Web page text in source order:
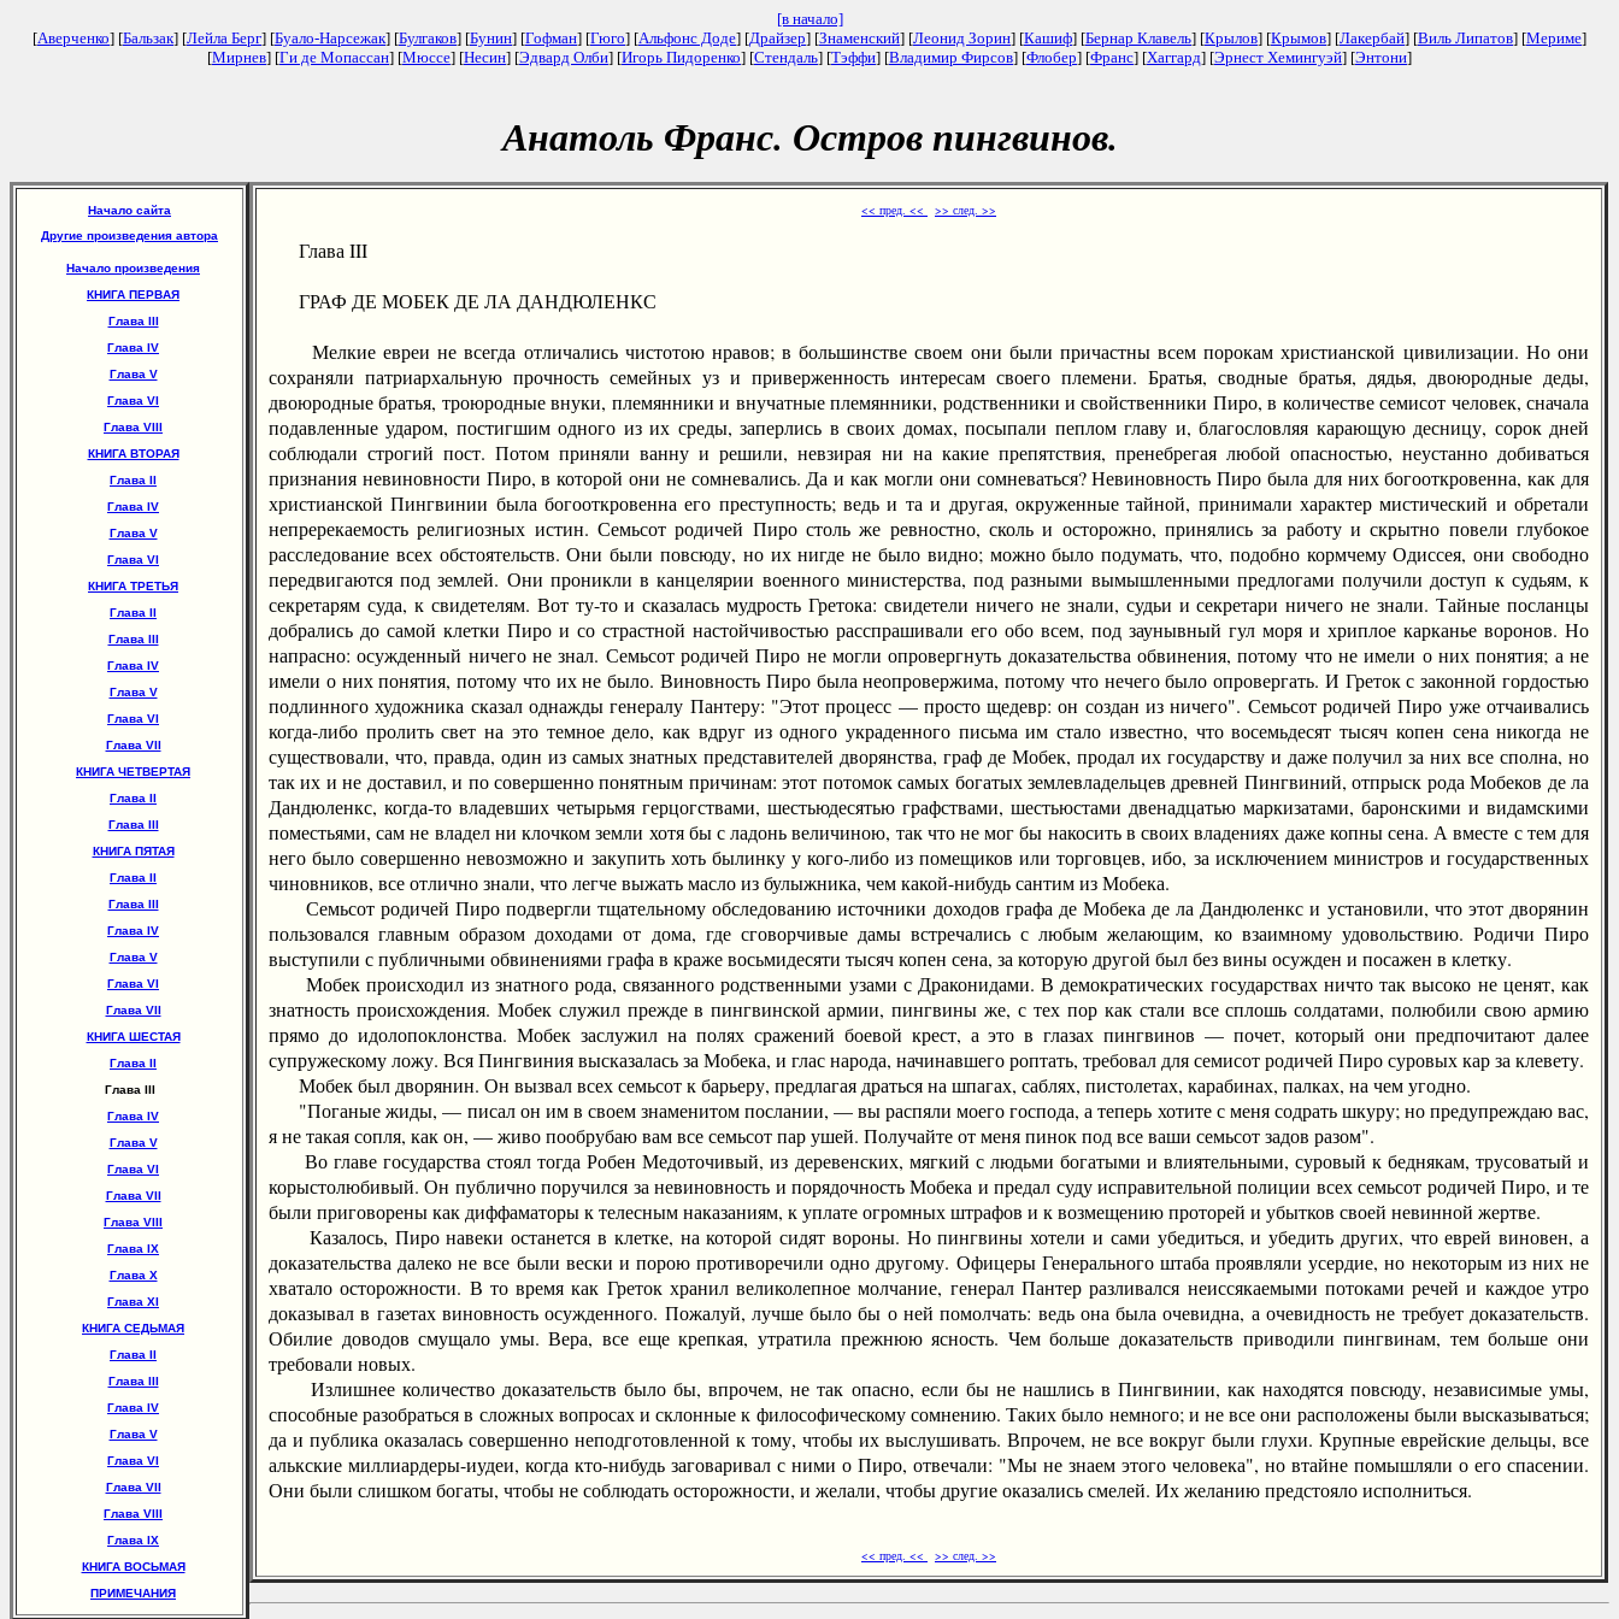
[в начало]
[Аверченко] [Бальзак] [Лейла Берг] [Буало-Нарсежак] [Булгаков] [Бунин] [Гофман] [Гюго] [Альфонс Доде] [Драйзер] [Знаменский] [Леонид Зорин] [Кашиф] [Бернар Клавель] [Крылов] [Крымов] [Лакербай] [Виль Липатов] [Мериме]
[Мирнев] [Ги де Мопассан] [Мюссе] [Несин] [Эдвард Олби] [Игорь Пидоренко] [Стендаль] [Тэффи] [Владимир Фирсов] [Флобер] [Франс] [Хаггард] [Эрнест Хемингуэй] [Энтони]
Анатоль Франс. Остров пингвинов.
Начало сайта
Другие произведения автора
Начало произведения
КНИГА ПЕРВАЯ
Глава III
Глава IV
Глава V
Глава VI
Глава VIII
КНИГА ВТОРАЯ
Глава II
Глава IV
Глава V
Глава VI
КНИГА ТРЕТЬЯ
Глава II
Глава III
Глава IV
Глава V
Глава VI
Глава VII
КНИГА ЧЕТВЕРТАЯ
Глава II
Глава III
КНИГА ПЯТАЯ
Глава II
Глава III
Глава IV
Глава V
Глава VI
Глава VII
КНИГА ШЕСТАЯ
Глава II
Глава III
Глава IV
Глава V
Глава VI
Глава VII
Глава VIII
Глава IX
Глава X
Глава XI
КНИГА СЕДЬМАЯ
Глава II
Глава III
Глава IV
Глава V
Глава VI
Глава VII
Глава VIII
Глава IX
КНИГА ВОСЬМАЯ
ПРИМЕЧАНИЯ
<< пред. << >> след. >>
Глава III
ГРАФ ДЕ МОБЕК ДЕ ЛА ДАНДЮЛЕНКС
Мелкие евреи не всегда отличались чистотою нравов; в большинстве своем они были причастны всем порокам христианской цивилизации. Но они
сохраняли патриархальную прочность семейных уз и приверженность интересам своего племени. Братья, сводные братья, дядья, двоюродные деды,
двоюродные братья, троюродные внуки, племянники и внучатные племянники, родственники и свойственники Пиро, в количестве семисот человек, сначала
подавленные ударом, постигшим одного из их среды, заперлись в своих домах, посыпали пеплом главу и, благословляя карающую десницу, сорок дней
соблюдали строгий пост. Потом приняли ванну и решили, невзирая ни на какие препятствия, пренебрегая любой опасностью, неустанно добиваться
признания невиновности Пиро, в которой они не сомневались. Да и как могли они сомневаться? Невиновность Пиро была для них богооткровенна, как для
христианской Пингвинии была богооткровенна его преступность; ведь и та и другая, окруженные тайной, принимали характер мистический и обретали
непререкаемость религиозных истин. Семьсот родичей Пиро столь же ревностно, сколь и осторожно, принялись за работу и скрытно повели глубокое
расследование всех обстоятельств. Они были повсюду, но их нигде не было видно; можно было подумать, что, подобно кормчему Одиссея, они свободно
передвигаются под землей. Они проникли в канцелярии военного министерства, под разными вымышленными предлогами получили доступ к судьям, к
секретарям суда, к свидетелям. Вот ту-то и сказалась мудрость Гретока: свидетели ничего не знали, судьи и секретари ничего не знали. Тайные посланцы
добрались до самой клетки Пиро и со страстной настойчивостью расспрашивали его обо всем, под заунывный гул моря и хриплое карканье воронов. Но
напрасно: осужденный ничего не знал. Семьсот родичей Пиро не могли опровергнуть доказательства обвинения, потому что не имели о них понятия; а не
имели о них понятия, потому что их не было. Виновность Пиро была неопровержима, потому что нечего было опровергать. И Греток с законной гордостью
подлинного художника сказал однажды генералу Пантеру: "Этот процесс — просто щедевр: он создан из ничего". Семьсот родичей Пиро уже отчаивались
когда-либо пролить свет на это темное дело, как вдруг из одного украденного письма им стало известно, что восемьдесят тысяч копен сена никогда не
существовали, что, правда, один из самых знатных представителей дворянства, граф де Мобек, продал их государству и даже получил за них все сполна, но
так их и не доставил, и по совершенно понятным причинам: этот потомок самых богатых землевладельцев древней Пингвиний, отпрыск рода Мобеков де ла
Дандюленкс, когда-то владевших четырьмя герцогствами, шестьюдесятью графствами, шестьюстами двенадцатью маркизатами, баронскими и видамскими
поместьями, сам не владел ни клочком земли хотя бы с ладонь величиною, так что не мог бы накосить в своих владениях даже копны сена. А вместе с тем для
него было совершенно невозможно и закупить хоть былинку у кого-либо из помещиков или торговцев, ибо, за исключением министров и государственных
чиновников, все отлично знали, что легче выжать масло из булыжника, чем какой-нибудь сантим из Мобека.
Семьсот родичей Пиро подвергли тщательному обследованию источники доходов графа де Мобека де ла Дандюленкс и установили, что этот дворянин
пользовался главным образом доходами от дома, где сговорчивые дамы встречались с любым желающим, ко взаимному удовольствию. Родичи Пиро
выступили с публичными обвинениями графа в краже восьмидесяти тысяч копен сена, за которую другой был без вины осужден и посажен в клетку.
Мобек происходил из знатного рода, связанного родственными узами с Драконидами. В демократических государствах ничто так высоко не ценят, как
знатность происхождения. Мобек служил прежде в пингвинской армии, пингвины же, с тех пор как стали все сплошь солдатами, полюбили свою армию
прямо до идолопоклонства. Мобек заслужил на полях сражений боевой крест, а это в глазах пингвинов — почет, который они предпочитают далее
супружескому ложу. Вся Пингвиния высказалась за Мобека, и глас народа, начинавшего роптать, требовал для семисот родичей Пиро суровых кар за клевету.
Мобек был дворянин. Он вызвал всех семьсот к барьеру, предлагая драться на шпагах, саблях, пистолетах, карабинах, палках, на чем угодно.
"Поганые жиды, — писал он им в своем знаменитом послании, — вы распяли моего господа, а теперь хотите с меня содрать шкуру; но предупреждаю вас,
я не такая сопля, как он, — живо пообрубаю вам все семьсот пар ушей. Получайте от меня пинок под все ваши семьсот задов разом".
Во главе государства стоял тогда Робен Медоточивый, из деревенских, мягкий с людьми богатыми и влиятельными, суровый к беднякам, трусоватый и
корыстолюбивый. Он публично поручился за невиновность и порядочность Мобека и предал суду исправительной полиции всех семьсот родичей Пиро, и те
были приговорены как диффаматоры к телесным наказаниям, к уплате огромных штрафов и к возмещению проторей и убытков своей невинной жертве.
Казалось, Пиро навеки останется в клетке, на которой сидят вороны. Но пингвины хотели и сами убедиться, и убедить других, что еврей виновен, а
доказательства далеко не все были вески и порою противоречили одно другому. Офицеры Генерального штаба проявляли усердие, но некоторым из них не
хватало осторожности. В то время как Греток хранил великолепное молчание, генерал Пантер разливался неиссякаемыми потоками речей и каждое утро
доказывал в газетах виновность осужденного. Пожалуй, лучше было бы о ней помолчать: ведь она была очевидна, а очевидность не требует доказательств.
Обилие доводов смущало умы. Вера, все еще крепкая, утратила прежнюю ясность. Чем больше доказательств приводили пингвинам, тем больше они
требовали новых.
Излишнее количество доказательств было бы, впрочем, не так опасно, если бы не нашлись в Пингвинии, как находятся повсюду, независимые умы,
способные разобраться в сложных вопросах и склонные к философическому сомнению. Таких было немного; и не все они расположены были высказываться;
да и публика оказалась совершенно неподготовленной к тому, чтобы их выслушивать. Впрочем, не все вокруг были глухи. Крупные еврейские дельцы, все
алькские миллиардеры-иудеи, когда кто-нибудь заговаривал с ними о Пиро, отвечали: "Мы не знаем этого человека", но втайне помышляли о его спасении.
Они были слишком богаты, чтобы не соблюдать осторожности, и желали, чтобы другие оказались смелей. Их желанию предстояло исполниться.
<< пред. << >> след. >>